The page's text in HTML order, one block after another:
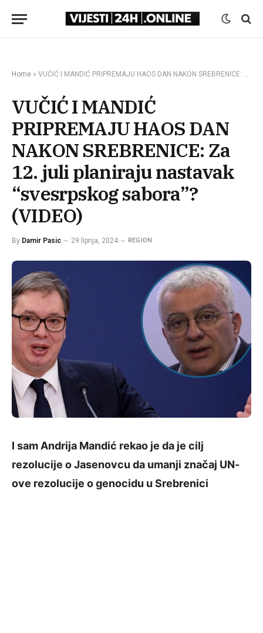
Home » VUČIĆ I MANDIĆ PRIPREMAJU HAOS DAN NAKON SREBRENICE: Za 12. juli planiraju nastavak “svesrpskog sabora”? (VIDEO)
VUČIĆ I MANDIĆ
PRIPREMAJU HAOS DAN
NAKON SREBRENICE: Za
12. juli planiraju nastavak
“svesrpskog sabora”?
(VIDEO)
By Damir Pasic 29 lipnja, 2024 REGION
I sam Andrija Mandić rekao je da je cilj
rezolucije o Jasenovcu da umanji značaj UN-
ove rezolucije o genocidu u Srebrenici